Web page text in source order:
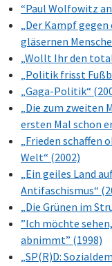
“Paul Wolfowitz
„Der Kampf
gläsernen
„Wollt Ihr den
„Politik frisst
„Gaga-Politik“
„Die zum zweiten
ersten Mal schon
„Frieden schaffen
Welt“ (2002)
„Ein geiles Land
Antifaschismus“
„Die Grünen im
”Ich möchte
abnimmt” (1998)
„SP(R)D: